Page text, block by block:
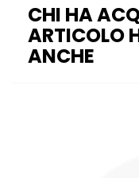
CHI HA
ARTICOLO
ANCHE